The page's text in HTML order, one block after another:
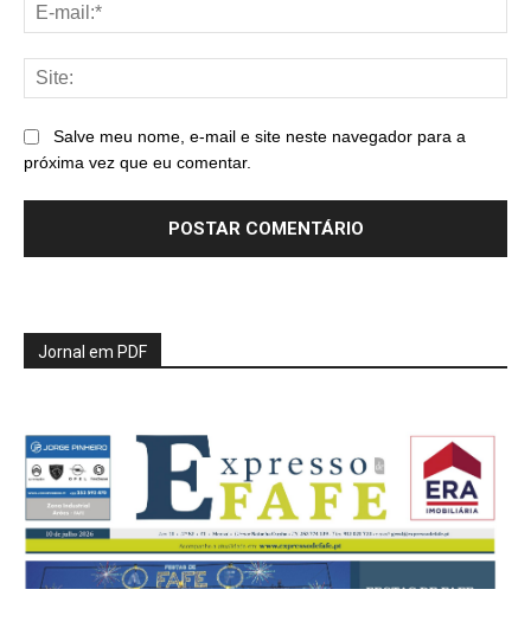
Salve meu nome, e-mail e site neste navegador para a
próxima vez que eu comentar.
Jornal em PDF